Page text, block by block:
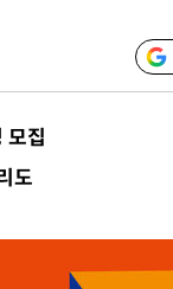
집
도